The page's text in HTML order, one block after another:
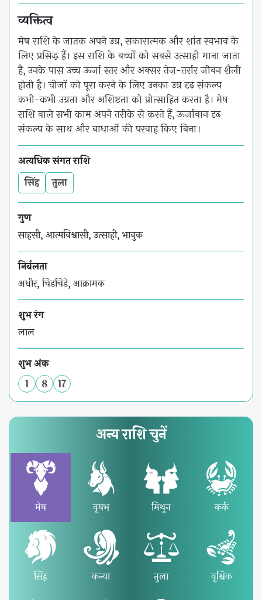
व्यक्तित्व
मेष राशि के जातक अपने उग्र, सकारात्मक और शांत स्वभाव के
लिए प्रसिद्ध हैं। इस राशि के बच्चों को सबसे उत्साही माना जाता
है, उनके पास उच्च ऊर्जा स्तर और अक्सर तेज़-तर्रार जीवन शैली
होती है। चीजों को पूरा करने के लिए उनका उग्र दृढ़ संकल्प
कभी-कभी उग्रता और अशिष्टता को प्रोत्साहित करता है। मेष
राशि वाले सभी काम अपने तरीके से करते हैं, ऊर्जावान दृढ़
संकल्प के साथ और बाधाओं की परवाह किए बिना।
अत्यधिक संगत राशि
सिंह
तुला
गुण
साहसी, आत्मविश्वासी, उत्साही, भावुक
निर्बलता
अधीर, चिड़चिड़े, आक्रामक
शुभ रंग
लाल
शुभ अंक
1
8 17
अन्य राशि चुनें
मेष वृषभ मिथुन कर्क
सिंह कन्या तुला वृश्चिक